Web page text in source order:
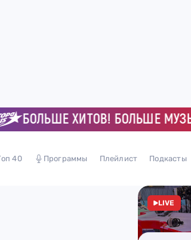
ХИТОВ! БОЛЬШЕ МУЗЫКИ!
40 Программы Плейлист Подкасты
LIVE